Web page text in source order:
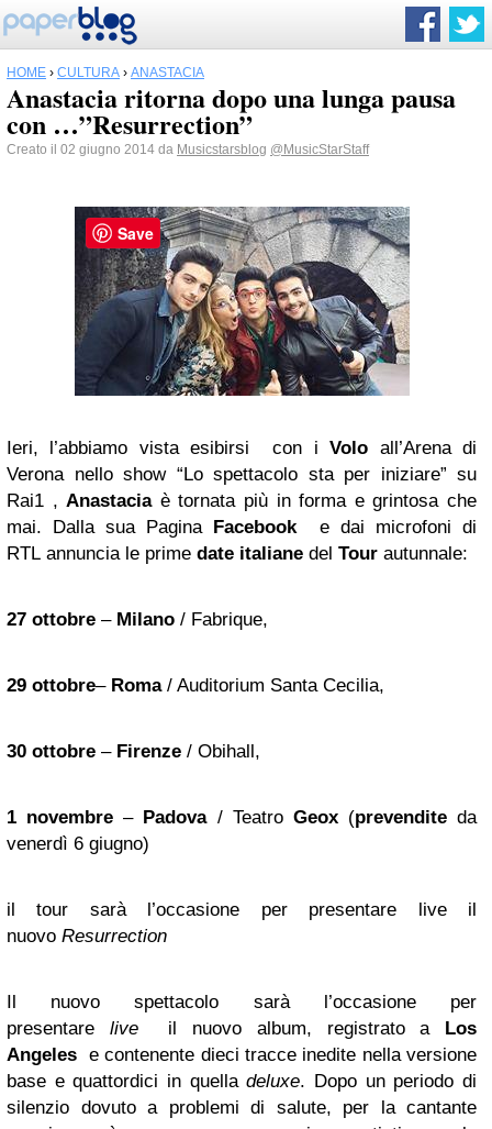
HOME › CULTURA › ANASTACIA
Anastacia ritorna dopo una lunga pausa
con …”Resurrection”
Creato il 02 giugno 2014 da Musicstarsblog @MusicStarStaff
Ieri, l’abbiamo vista esibirsi con iVolo all’Arena di
Verona nello show “Lo spettacolo sta per iniziare” su
Rai1 ,Anastaciaè tornata più in forma e grintosa che
mai. Dalla sua Pagina Facebooke dai microfoni di
RTL annuncia le prime date italiane del Tour autunnale:
27 ottobre – Milano / Fabrique,
29 ottobre– Roma/ Auditorium Santa Cecilia,
30 ottobre – Firenze / Obihall,
1 novembre – Padova/ Teatro Geox(prevenditeda
venerdì 6 giugno)
il tour sarà l’occasione per presentare live il
nuovo Resurrection
Il nuovo spettacolo sarà l’occasione per
presentare live il nuovo album, registrato a Los
Angeles e contenente dieci tracce inedite nella versione
base e quattordici in quelladeluxe. Dopo un periodo di
silenzio dovuto a problemi di salute, per la cantante
Save